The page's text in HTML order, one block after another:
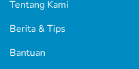
Tentang Kami
Berita & Tips
Bantuan